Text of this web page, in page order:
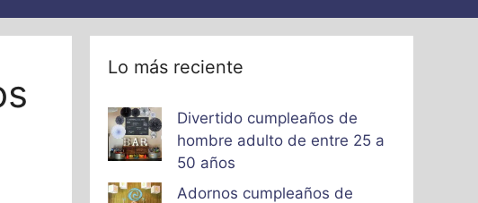
Lo más reciente
Divertido cumpleaños de
hombre adulto de entre 25 a
50 años
Adornos cumpleaños de